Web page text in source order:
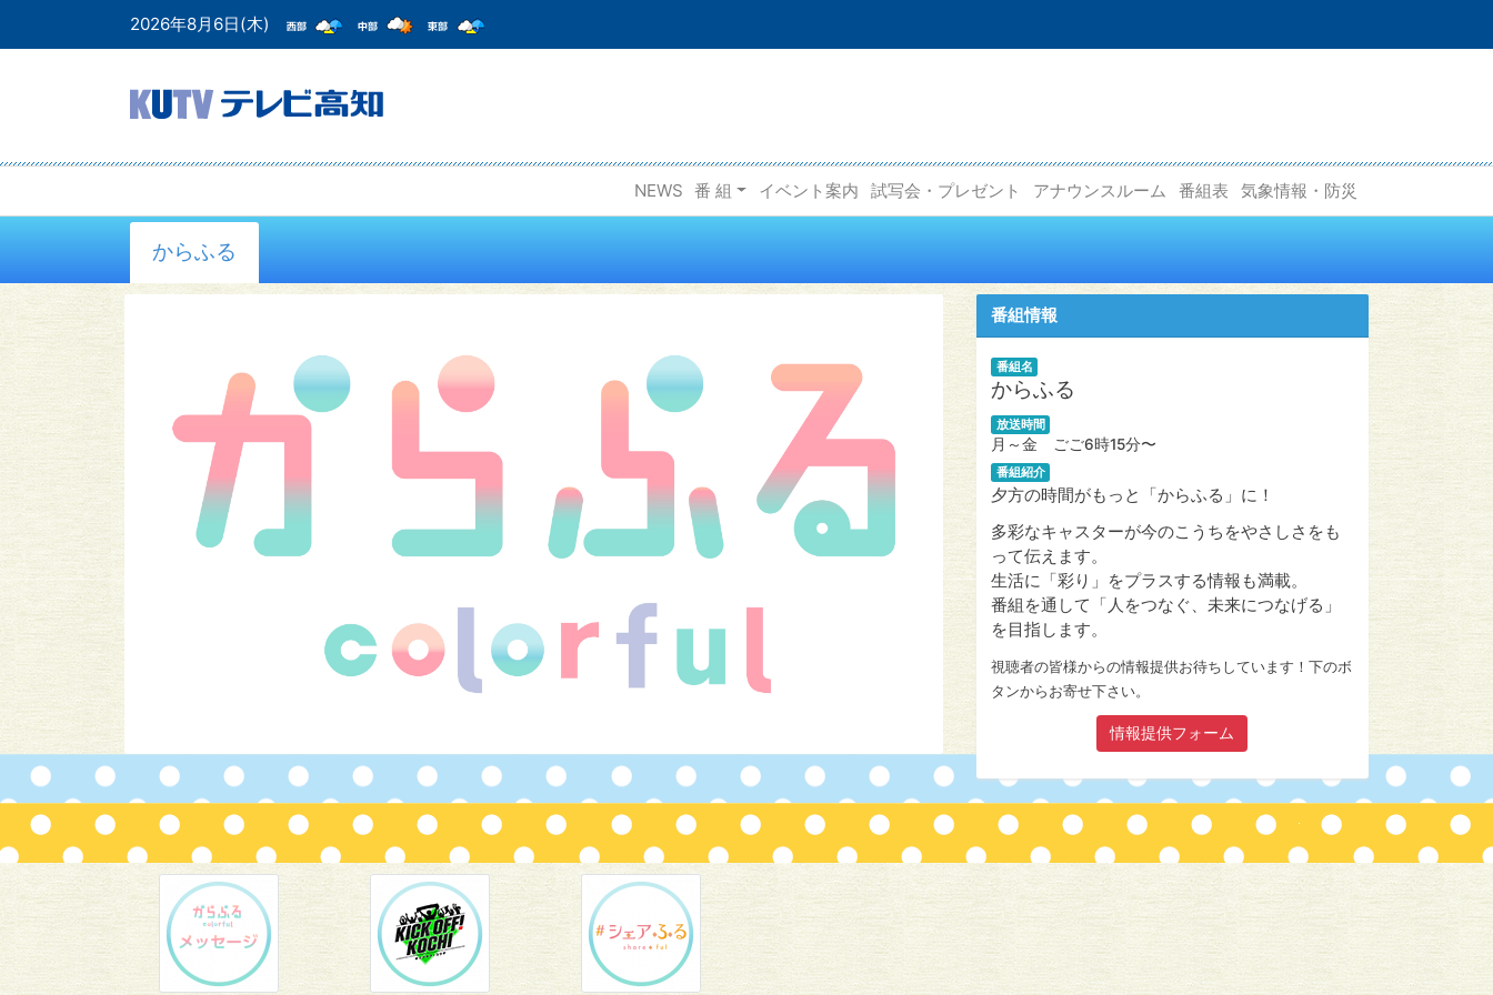
2026年8月6日(木)
NEWS 番 組 イベント案内 試写会・プレゼント アナウンスルーム 番組表 気象情報・防災
からふる
番組情報
番組名
からふる
放送時間
月～金 ごご6時15分〜
番組紹介
夕方の時間がもっと「からふる」に！
多彩なキャスターが今のこうちをやさしさをも
って伝えます。
生活に「彩り」をプラスする情報も満載。
番組を通して「人をつなぐ、未来につなげる」
を目指します。
視聴者の皆様からの情報提供お待ちしています！下のボ
タンからお寄せ下さい。
情報提供フォーム